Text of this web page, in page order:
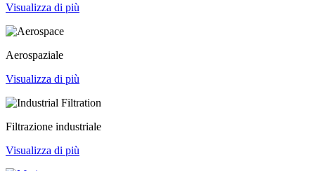
Visualizza di più
Aerospaziale
Visualizza di più
Filtrazione industriale
Visualizza di più